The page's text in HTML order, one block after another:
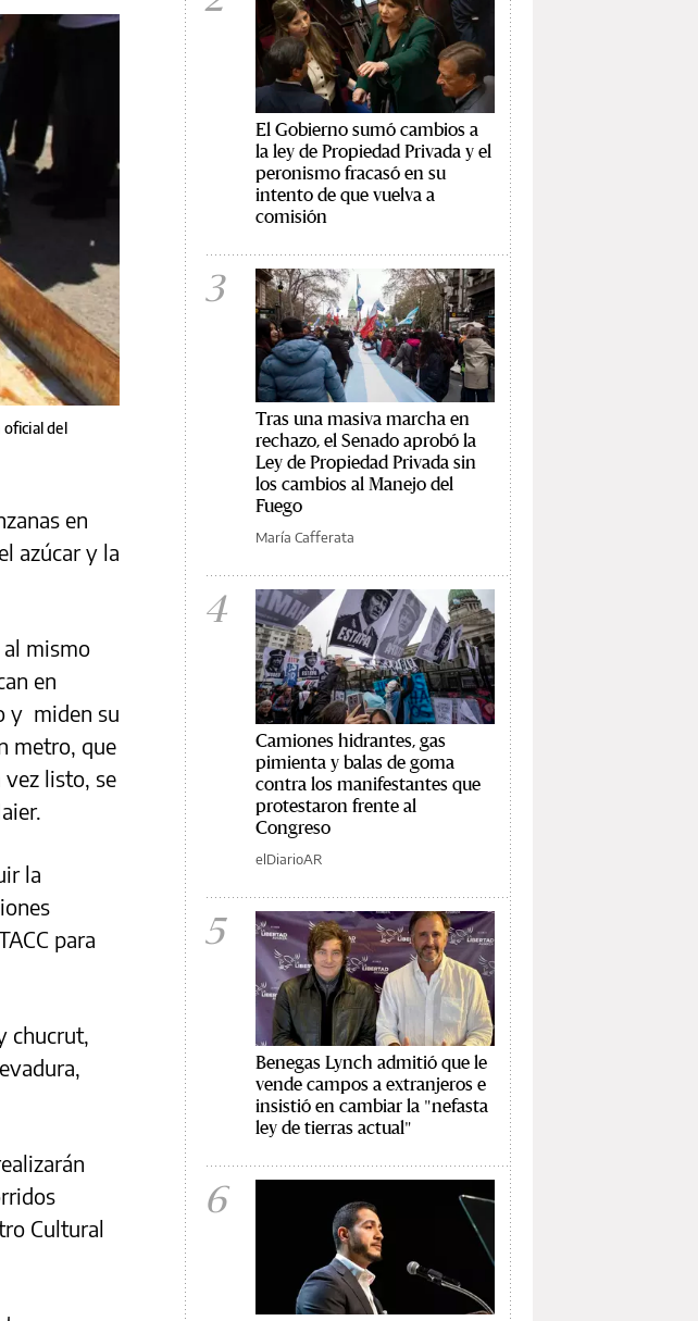
oficial del
en
azúcar y la
al mismo
en
y miden su
metro, que
vez listo, se
la
para
chucrut,
Cultural
El Gobierno sumó cambios a
la ley de Propiedad Privada y el
peronismo fracasó en su
intento de que vuelva a
comisión
3
Tras una masiva marcha en
rechazo, el Senado aprobó la
Ley de Propiedad Privada sin
los cambios al Manejo del
Fuego
María Cafferata
4
Camiones hidrantes, gas
pimienta y balas de goma
contra los manifestantes que
protestaron frente al
Congreso
elDiarioAR
5
Benegas Lynch admitió que le
vende campos a extranjeros e
insistió en cambiar la "nefasta
ley de tierras actual"
6